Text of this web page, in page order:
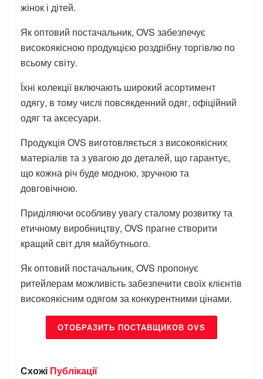
жінок і дітей.
Як оптовий постачальник, OVS забезпечує
високоякісною продукцією роздрібну торгівлю по
всьому світу.
Їхні колекції включають широкий асортимент
одягу, в тому числі повсякденний одяг, офіційний
одяг та аксесуари.
Продукція OVS виготовляється з високоякісних
матеріалів та з увагою до деталей, що гарантує,
що кожна річ буде модною, зручною та
довговічною.
Приділяючи особливу увагу сталому розвитку та
етичному виробництву, OVS прагне створити
кращий світ для майбутнього.
Як оптовий постачальник, OVS пропонує
ритейлерам можливість забезпечити своїх клієнтів
високоякісним одягом за конкурентними цінами.
ОТОБРАЗИТЬ ПОСТАВЩИКОВ OVS
Схожі Публікації